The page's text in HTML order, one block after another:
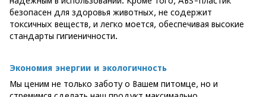
безопасен для здоровья животных, не содержит
токсичных веществ, и легко моется, обеспечивая высокие
стандарты гигиеничности.
Экономия энергии и экологичность
Мы ценим не только заботу о Вашем питомце, но и